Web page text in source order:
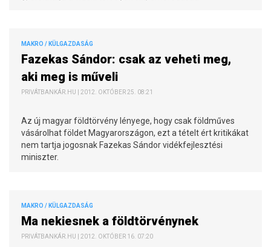
MAKRO / KÜLGAZDASÁG
Fazekas Sándor: csak az veheti meg,
aki meg is műveli
PRIVÁTBANKÁR.HU | 2012. OKTÓBER 25. 08:21
Az új magyar földtörvény lényege, hogy csak földműves
vásárolhat földet Magyarországon, ezt a tételt ért kritikákat
nem tartja jogosnak Fazekas Sándor vidékfejlesztési
miniszter.
MAKRO / KÜLGAZDASÁG
Ma nekiesnek a földtörvénynek
PRIVÁTBANKÁR.HU | 2012. OKTÓBER 16. 07:20